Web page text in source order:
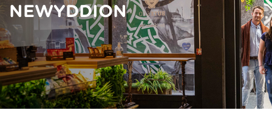
NEWYDDION